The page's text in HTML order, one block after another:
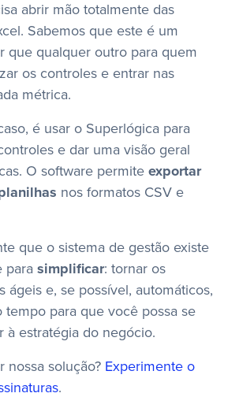
abrir mão totalmente das
Sabemos que este é um
que qualquer outro para quem
os controles e entrar nas
métrica.
é usar o Superlógica para
e dar uma visão geral
O software permite exportar
nos formatos CSV e
que o sistema de gestão existe
para simplificar: tornar os
ágeis e, se possível, automáticos,
tempo para que você possa se
à estratégia do negócio.
nossa solução? Experimente o
.